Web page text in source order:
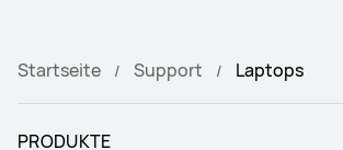
Startseite Support Laptops
PRODUKTE